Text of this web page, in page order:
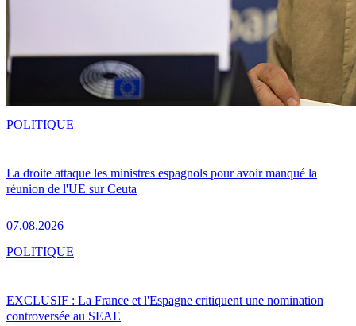
La droite attaque les ministres espagnols pour avoir manqué la
réunion de l'UE sur Ceuta
07.08.2026
POLITIQUE
EXCLUSIF : La France et l'Espagne critiquent une nomination
controversée au SEAE
POLITIQUE